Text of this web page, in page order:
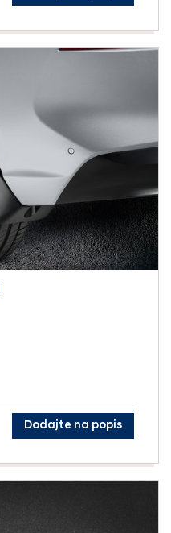
Dodajte na popis